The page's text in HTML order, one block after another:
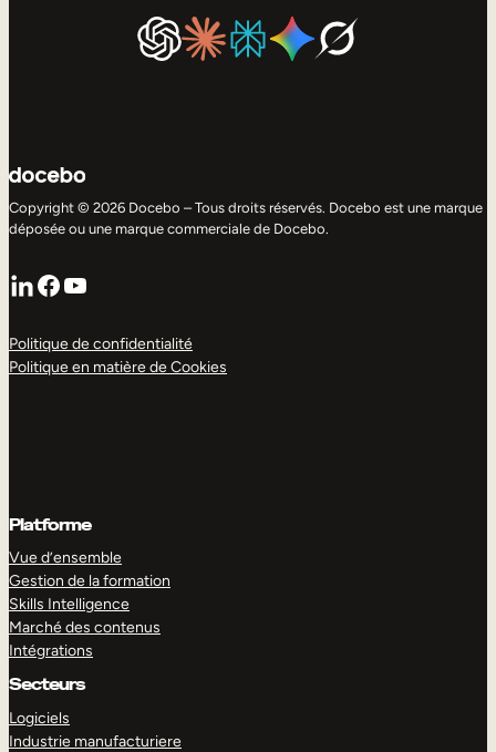
Copyright © 2026 Docebo – Tous droits réservés. Docebo est une marque
déposée ou une marque commerciale de Docebo.
LinkedIn
Facebook
YouTube
Politique de confidentialité
Politique en matière de Cookies
Platforme
Vue d’ensemble
Gestion de la formation
Skills Intelligence
Marché des contenus
Intégrations
Secteurs
Logiciels
Industrie manufacturiere